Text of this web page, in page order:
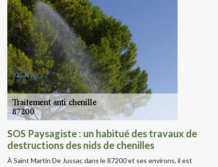
SOS Paysagiste : un habitué des travaux de
destructions des nids de chenilles
À Saint Martin De Jussac dans le 87200 et ses environs, il est